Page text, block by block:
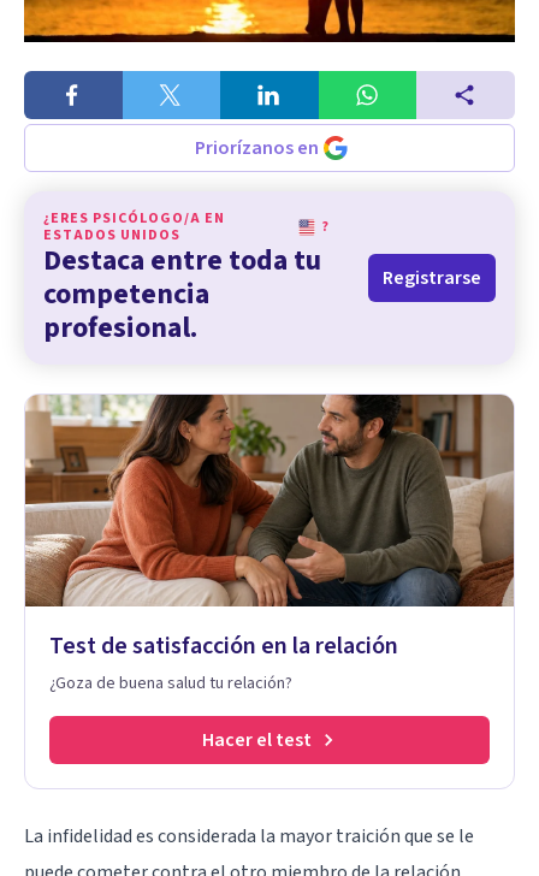
Priorízanos en
¿ERES PSICÓLOGO/A EN
ESTADOS UNIDOS
?
Destaca entre toda tu
competencia
profesional.
Registrarse
Test de satisfacción en la relación
¿Goza de buena salud tu relación?
Hacer el test
La infidelidad es considerada la mayor traición que se le